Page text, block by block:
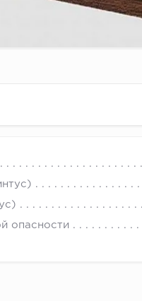
опасности